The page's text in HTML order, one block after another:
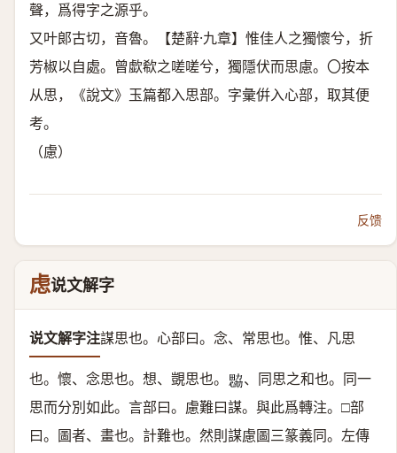
聲，爲得字之源乎。
又叶郞古切，音魯。【楚辭·九章】惟佳人之獨懷兮，折
芳椒以自處。曾歔欷之嗟嗟兮，獨隱伏而思慮。〇按本
从思，《說文》玉篇都入思部。字彙倂入心部，取其便
考。
（慮）
反馈
虑说文解字
说文解字注謀思也。 心部曰。念、常思也。惟、凡思
也。懷、念思也。想、覬思也。 𢣢 、同思之和也。同一
思而分別如此。言部曰。慮難曰謀。與此爲轉注。□部
曰。圖者、畫也。計難也。然則謀慮圖三篆義同。左傳